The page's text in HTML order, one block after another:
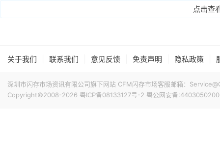
点击查
关于我们 联系我们 意见反馈 免责声明 隐私政策
深圳市闪存市场资讯有限公司旗下网站 CFM闪存市场客服邮箱：
Copyright©2008-2026 粤ICP备08133127号-2 粤公网安备